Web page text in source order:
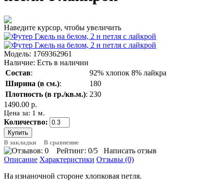
Наведите курсор, чтобы увеличить
Модель: 1769362961
Наличие: Есть в наличии
Состав:
92% хлопок 8% лайкра
Ширина (в см.):
180
Плотность (в гр./кв.м.): 230
1490.00 р.
Цена за: 1 м.
Количество:
В закладки В сравнение
Рейтинг: 0/5
Написать отзыв
Описание Характеристики Отзывы (0)
На изнаночной стороне хлопковая петля.